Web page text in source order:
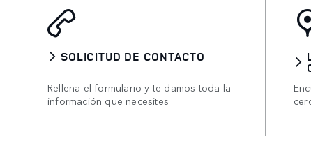
SOLICITUD DE CONTACTO
Rellena el formulario y te damos toda la
información que necesites